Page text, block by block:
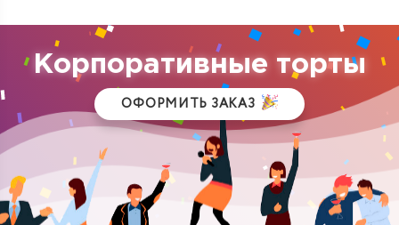
Корпоративные торты
ОФОРМИТЬ ЗАКАЗ